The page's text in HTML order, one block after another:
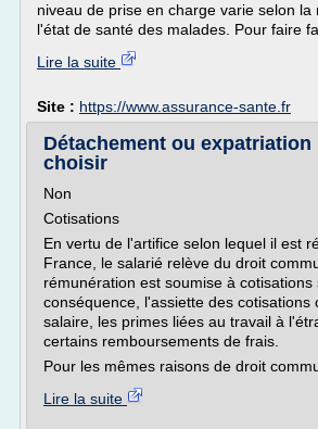
niveau de prise en charge varie selon la
l'état de santé des malades. Pour faire
Lire la suite
Site : https://www.assurance-sante.fr
Détachement ou expatriation
choisir
Non
Cotisations
En vertu de l'artifice selon lequel il est
France, le salarié relève du droit
rémunération est soumise à cotisations
conséquence, l'assiette des cotisations
salaire, les primes liées au travail à
certains remboursements de frais.
Pour les mêmes raisons de droit
Lire la suite